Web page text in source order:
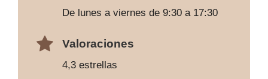
De lunes a viernes de 9:30 a 17:30
Valoraciones
4,3 estrellas